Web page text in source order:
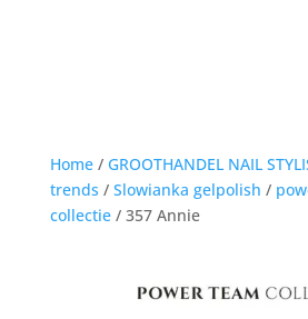
Home/ GROOTHANDEL NAIL
trends / Slowianka gelpolish /
collectie/ 357 Annie